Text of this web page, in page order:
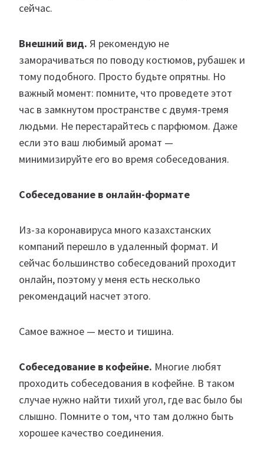
сейчас.
Внешний вид. Я рекомендую не
заморачиваться по поводу костюмов, рубашек и
тому подобного. Просто будьте опрятны. Но
важный момент: помните, что проведете этот
час в замкнутом пространстве с двумя-тремя
людьми. Не перестарайтесь с парфюмом. Даже
если это ваш любимый аромат —
минимизируйте его во время собеседования.
Собеседование в онлайн-формате
Из-за коронавируса много казахстанских
компаний перешло в удаленный формат. И
сейчас большинство собеседований проходит
онлайн, поэтому у меня есть несколько
рекомендаций насчет этого.
Самое важное — место и тишина.
Собеседование в кофейне. Многие любят
проходить собеседования в кофейне. В таком
случае нужно найти тихий угол, где вас было бы
слышно. Помните о том, что там должно быть
хорошее качество соединения.